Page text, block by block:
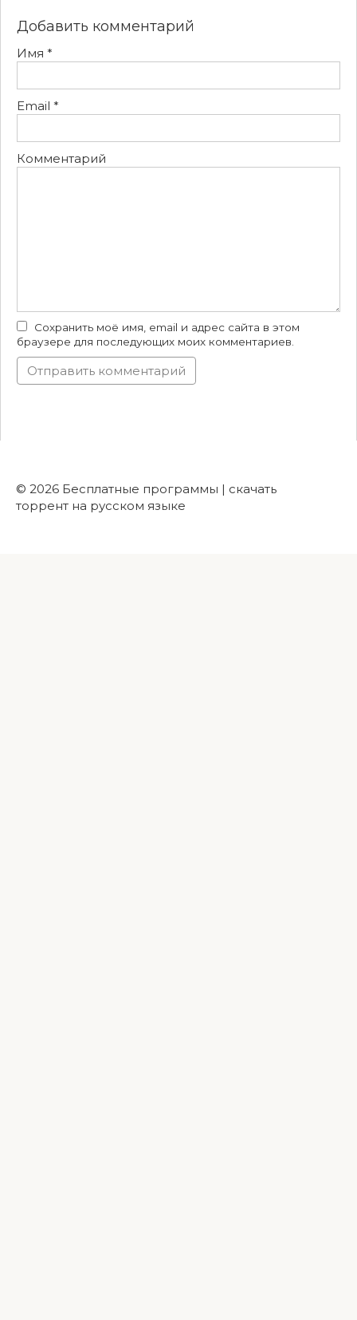
Добавить комментарий
Имя *
Email *
Комментарий
Сохранить моё имя, email и адрес сайта в этом
браузере для последующих моих комментариев.
© 2026 Бесплатные программы | скачать
торрент на русском языке